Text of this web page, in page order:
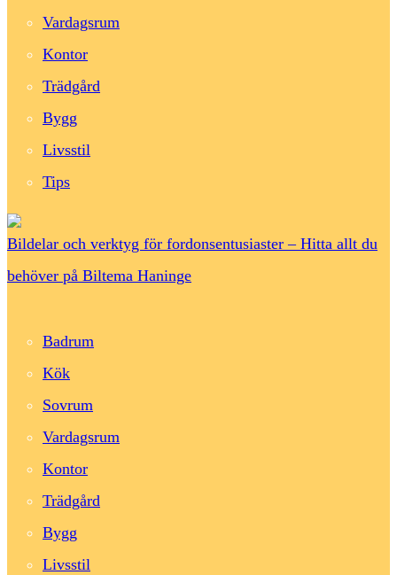
Vardagsrum
Kontor
Trädgård
Bygg
Livsstil
Tips
Bildelar och verktyg för fordonsentusiaster – Hitta allt du
behöver på Biltema Haninge
Badrum
Kök
Sovrum
Vardagsrum
Kontor
Trädgård
Bygg
Livsstil